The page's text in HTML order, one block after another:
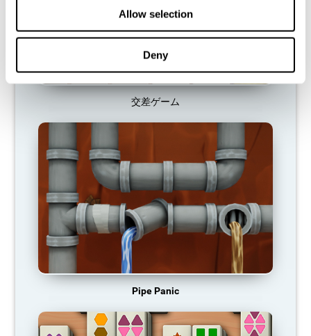
Allow selection
Deny
交差ゲーム
Pipe Panic